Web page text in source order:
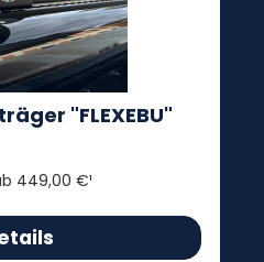
"FLEXEBU"
449,00 €¹